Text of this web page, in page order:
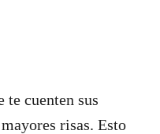
te cuenten sus
risas. Esto